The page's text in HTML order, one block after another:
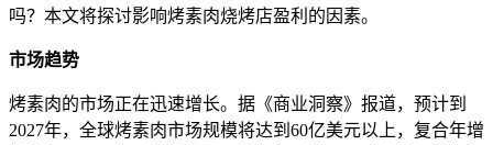
吗？本文将探讨影响烤素肉烧烤店盈利的因素。
市场趋势
烤素肉的市场正在迅速增长。据《商业洞察》报道，预计到
2027年，全球烤素肉市场规模将达到60亿美元以上，复合年增